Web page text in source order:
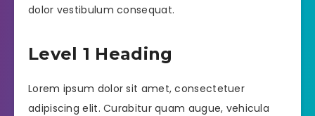
dolor vestibulum consequat.
Level 1 Heading
Lorem ipsum dolor sit amet, consectetuer
adipiscing elit. Curabitur quam augue, vehicula